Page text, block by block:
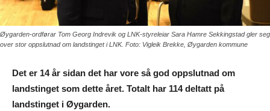
Øygarden-ordførar Tom Georg Indrevik og LNK-styreleiar Sara Hamre Sekkingstad gler seg
over stor oppslutnad om landstinget i LNK. Foto: Vigleik Brekke, Øygarden kommune
Det er 14 år sidan det har vore så god oppslutnad om
landstinget som dette året. Totalt har 114 deltatt på
landstinget i Øygarden.